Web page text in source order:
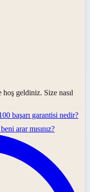
hoş geldiniz. Size nasıl
başarı garantisi nedir?
arar mısınız?